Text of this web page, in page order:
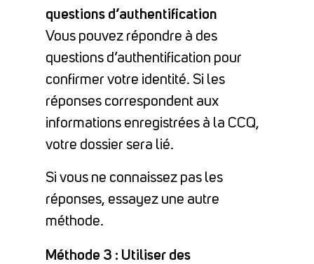
questions d’authentification
Vous pouvez répondre à des
questions d’authentification pour
confirmer votre identité. Si les
réponses correspondent aux
informations enregistrées à la CCQ,
votre dossier sera lié.
Si vous ne connaissez pas les
réponses, essayez une autre
méthode.
Méthode 3 : Utiliser des